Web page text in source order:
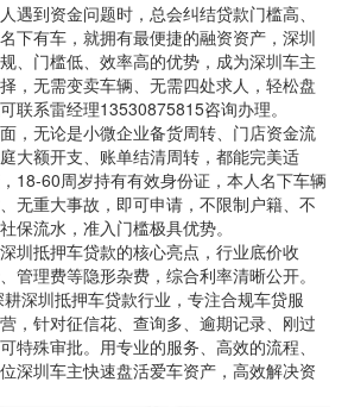
遇到资金问题时，总会纠结贷款门槛高、
下有车，就拥有最便捷的融资资产，深圳
、门槛低、效率高的优势，成为深圳车主
，无需变卖车辆、无需四处求人，轻松盘
联系雷经理13530875815咨询办理。
，无论是小微企业备货周转、门店资金流
大额开支、账单结清周转，都能完美适
18-60周岁持有有效身份证，本人名下车辆
无重大事故，即可申请，不限制户籍、不
保流水，准入门槛极具优势。
圳抵押车贷款的核心亮点，行业底价收
管理费等隐形杂费，综合利率清晰公开。
深圳抵押车贷款行业，专注合规车贷服
，针对征信花、查询多、逾期记录、刚过
特殊审批。用专业的服务、高效的流程、
深圳车主快速盘活爱车资产，高效解决资